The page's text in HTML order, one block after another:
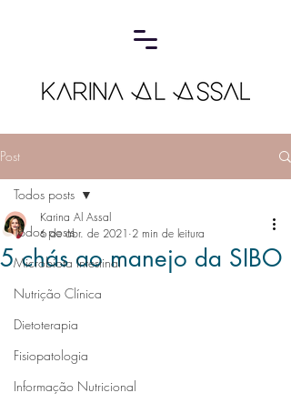
Post
Todos posts
Microbiota Intestinal
Nutrição Clínica
Dietoterapia
Fisiopatologia
Informação Nutricional
Todos posts
5 chás ao manejo da SIBO
Karina Al Assal
6 de abr. de 2021 2 min de leitura